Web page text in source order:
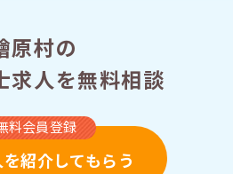
原村の
求人を無料相談
料会員登録
紹介してもらう